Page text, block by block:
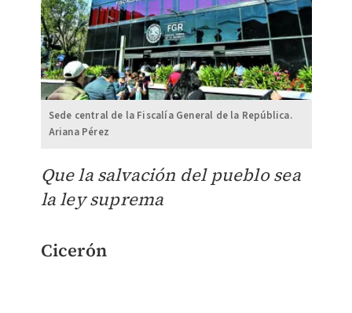
Sede central de la Fiscalía General de la República.
Ariana Pérez
Que la salvación del pueblo sea
la ley suprema
Cicerón